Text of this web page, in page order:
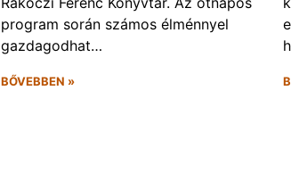
program során számos élménnyel
gazdagodhat…
BŐVEBBEN »